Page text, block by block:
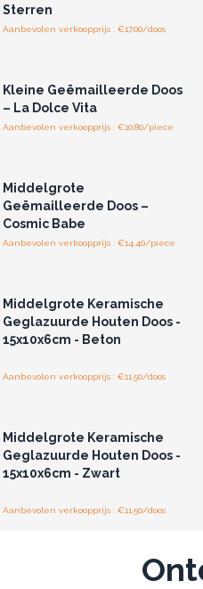
Sterren
Aanbevolen verkoopprijs : €17.00/doos
Kleine Geëmailleerde Doos
– La Dolce Vita
Aanbevolen verkoopprijs : €10.80/piece
Middelgrote
Geëmailleerde Doos –
Cosmic Babe
Aanbevolen verkoopprijs : €14.40/piece
Middelgrote Keramische
Geglazuurde Houten Doos -
15x10x6cm - Beton
Aanbevolen verkoopprijs : €11.50/doos
Middelgrote Keramische
Geglazuurde Houten Doos -
15x10x6cm - Zwart
Aanbevolen verkoopprijs : €11.50/doos